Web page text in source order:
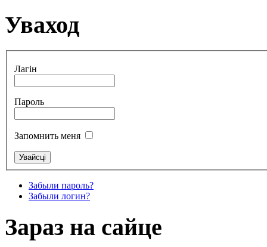
Уваход
Лагін
Пароль
Запомнить меня
Забыли пароль?
Забыли логин?
Зараз на сайце